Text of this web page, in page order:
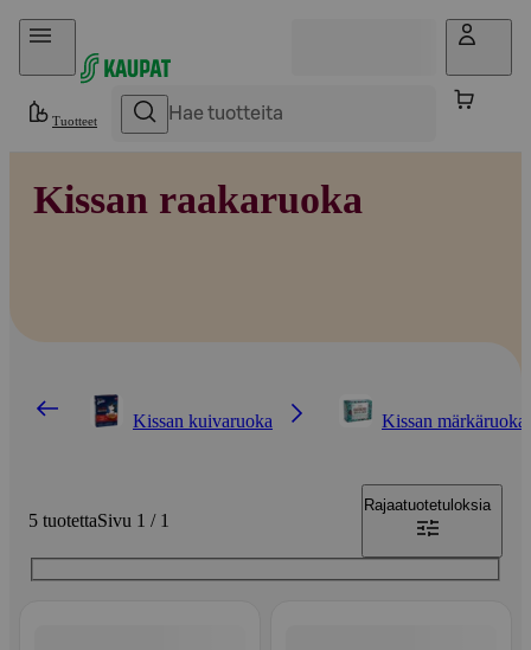
Hyppää sisältöön
Tuotteet
Kissan raakaruoka
Kissan kuivaruoka Kissan märkäruoka
5 tuotettaSivu 1 / 1
Rajaatuotetuloksia